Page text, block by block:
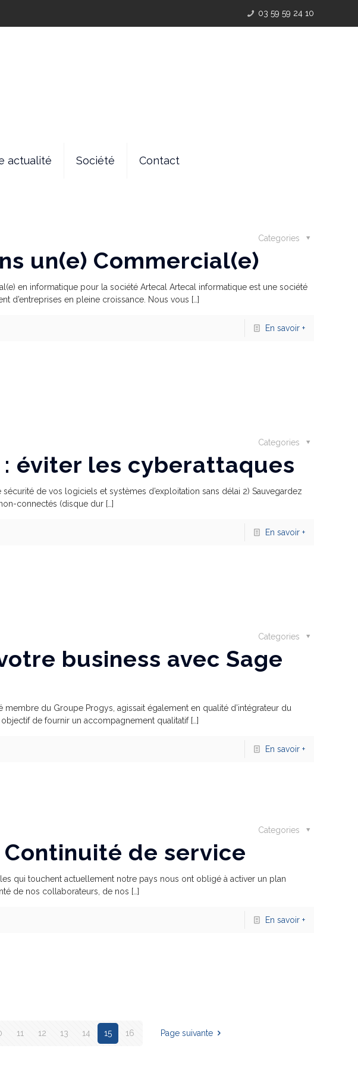
03 59 59 24 10
actualité Société Contact
Categories
un(e) Commercial(e)
en informatique pour la société Artecal Artecal informatique est une société
d’entreprises en pleine croissance. Nous vous […]
En savoir +
Categories
éviter les cyberattaques
de vos logiciels et systèmes d’exploitation sans délai 2) Sauvegardez
connectés (disque dur[…]
En savoir +
Categories
business avec Sage
membre du Groupe Progys, agissait également en qualité d’intégrateur du
de fournir un accompagnement qualitatif[…]
En savoir +
Categories
Continuité de service
qui touchent actuellement notre pays nous ont obligé à activer un plan
de nos collaborateurs, de nos […]
En savoir +
11 12 13 14 15 16 Page suivante